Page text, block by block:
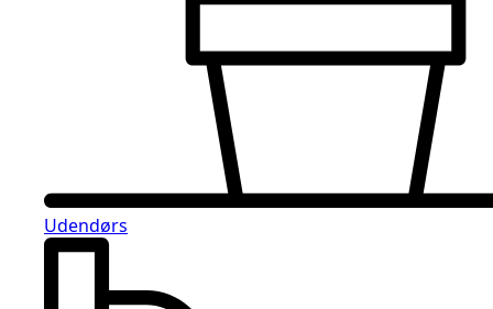
Udendørs